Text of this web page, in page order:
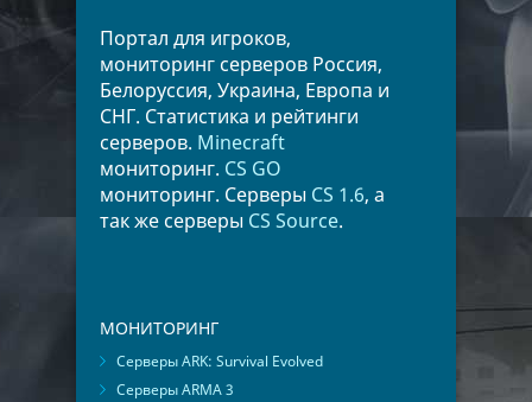
Портал для игроков,
мониторинг серверов Россия,
Белоруссия, Украина, Европа и
СНГ. Статистика и рейтинги
серверов. Minecraft
мониторинг. CS GO
мониторинг. Серверы CS 1.6, а
так же серверы CS Source.
МОНИТОРИНГ
Серверы ARK: Survival Evolved
Серверы ARMA 3